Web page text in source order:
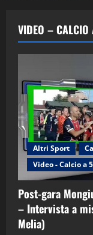
VIDEO – CALCIO
Altri Sport
Video - Calcio a 5
Post-gara
– Intervista a
Melia)